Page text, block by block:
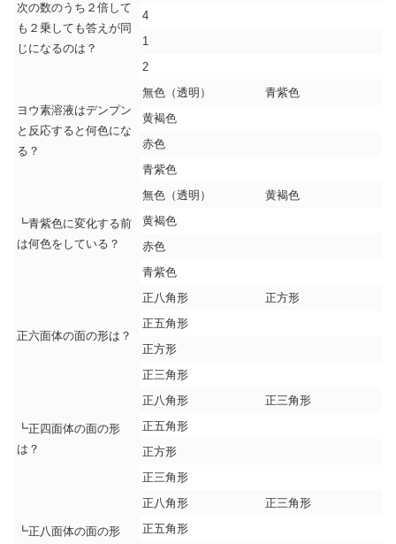
次の数のうち２倍して
も２乗しても答えが同
じになるのは？
4
1
2
ヨウ素溶液はデンプン
と反応すると何色にな
る？
無色（透明）
青紫色
黄褐色
赤色
青紫色
┗青紫色に変化する前
は何色をしている？
無色（透明）
黄褐色
黄褐色
赤色
青紫色
正六面体の面の形は？
正八角形
正方形
正五角形
正方形
正三角形
┗正四面体の面の形
は？
正八角形
正三角形
正五角形
正方形
正三角形
┗正八面体の面の形
正八角形
正三角形
正五角形